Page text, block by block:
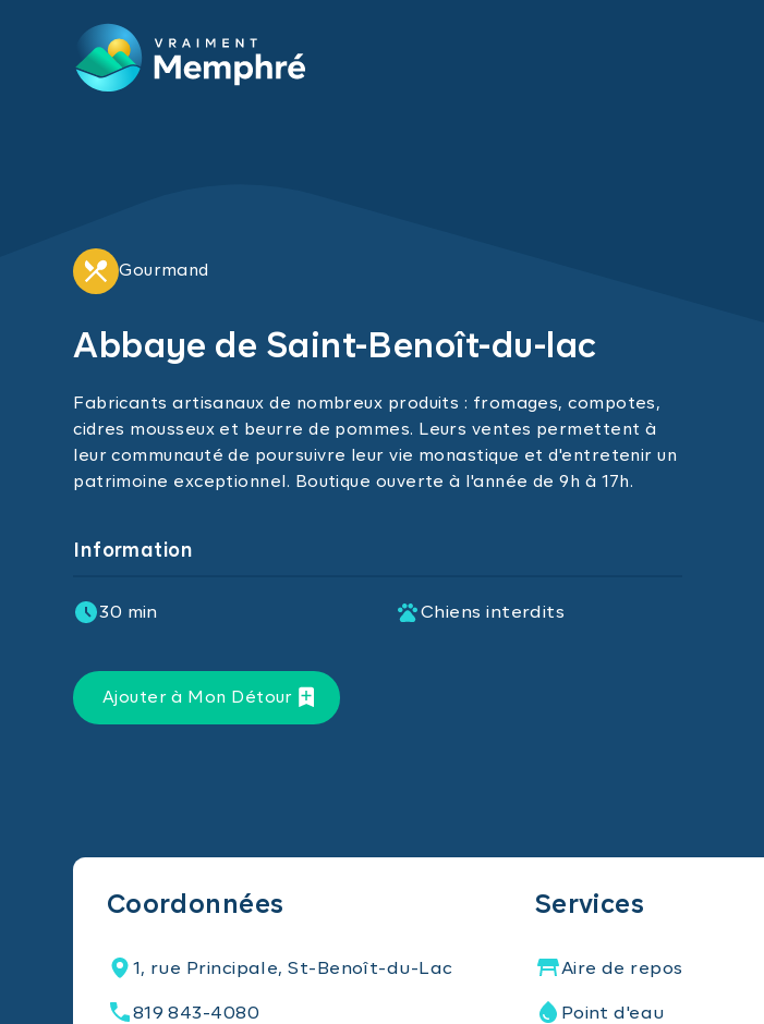
Gourmand
Abbaye de Saint-Benoît-du-lac
Fabricants artisanaux de nombreux produits : fromages, compotes,
cidres mousseux et beurre de pommes. Leurs ventes permettent à
leur communauté de poursuivre leur vie monastique et d'entretenir un
patrimoine exceptionnel. Boutique ouverte à l'année de 9h à 17h.
Information
30 min Chiens interdits
Ajouter à Mon Détour
Coordonnées
1, rue Principale, St-Benoît-du-Lac
819 843-4080
Services
Aire de repos
Point d'eau